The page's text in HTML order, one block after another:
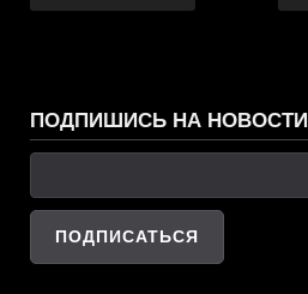
ПОДПИШИСЬ НА НОВОСТИ